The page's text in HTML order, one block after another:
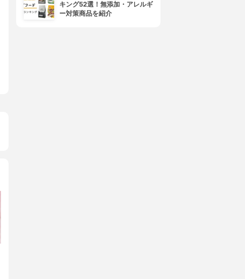
キング52選！無添加・アレルギ
ー対策商品を紹介